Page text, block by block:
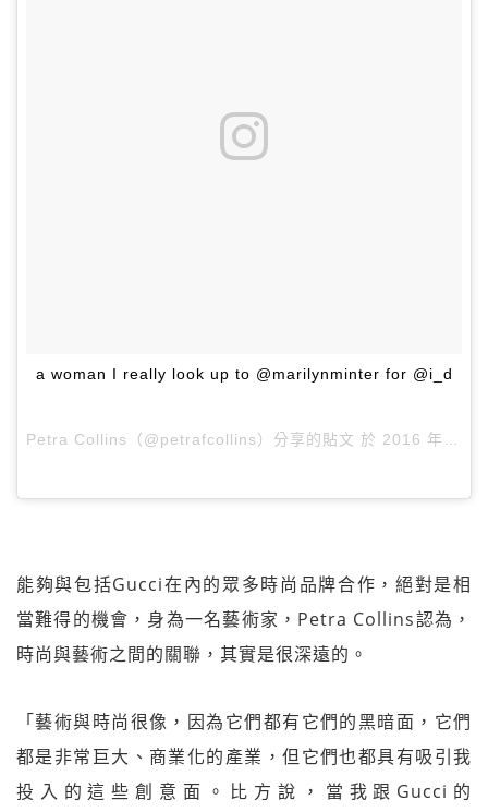
a woman I really look up to @marilynminter for @i_d
Petra Collins（@petrafcollins）分享的貼文 於 2016 年 9月 月 24 2:47下午 PDT
能夠與包括Gucci在內的眾多時尚品牌合作，絕對是相
當難得的機會，身為一名藝術家，Petra Collins認為，
時尚與藝術之間的關聯，其實是很深遠的。
「藝術與時尚很像，因為它們都有它們的黑暗面，它們
都是非常巨大、商業化的產業，但它們也都具有吸引我
投入的這些創意面。比方說，當我跟Gucci的